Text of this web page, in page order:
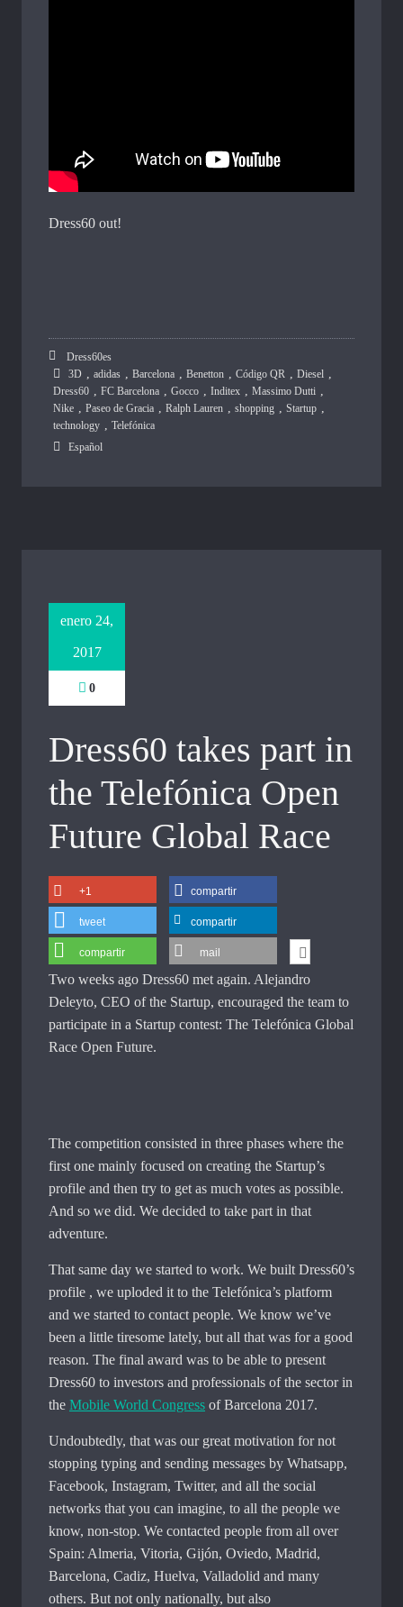
Dress60 out!
Dress60es
3D
adidas Barcelona Benetton Código QR Diesel
Dress60 FC Barcelona Gocco Inditex Massimo Dutti
Nike Paseo de Gracia Ralph Lauren shopping Startup
technology
Telefónica
Español
enero 24,
2017
0
Dress60 takes part in
the Telefónica Open
Future Global Race
+1 compartir
tweet compartir
compartir mail
Two weeks ago Dress60 met again. Alejandro
Deleyto, CEO of the Startup, encouraged the team to
participate in a Startup contest: The Telefónica Global
Race Open Future.
The competition consisted in three phases where the
first one mainly focused on creating the Startup’s
profile and then try to get as much votes as possible.
And so we did. We decided to take part in that
adventure.
That same day we started to work. We built Dress60’s
profile , we uploded it to the Telefónica’s platform
and we started to contact people. We know we’ve
been a little tiresome lately, but all that was for a good
reason. The final award was to be able to present
Dress60 to investors and professionals of the sector in
the Mobile World Congress of Barcelona 2017.
Undoubtedly, that was our great motivation for not
stopping typing and sending messages by Whatsapp,
Facebook, Instagram, Twitter, and all the social
networks that you can imagine, to all the people we
know, non-stop. We contacted people from all over
Spain: Almeria, Vitoria, Gijón, Oviedo, Madrid,
Barcelona, ​​Cadiz, Huelva, Valladolid and many
others. But not only nationally, but also